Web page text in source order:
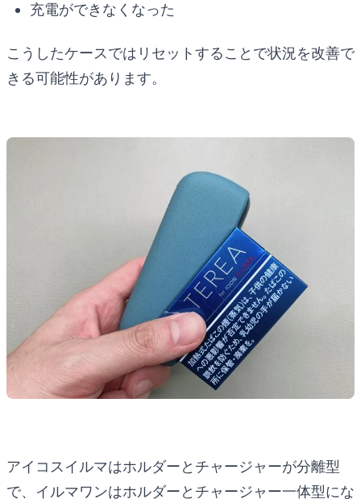
充電ができなくなった
こうしたケースではリセットすることで状況を改善で
きる可能性があります。
アイコスイルマはホルダーとチャージャーが分離型
で、イルマワンはホルダーとチャージャー一体型にな